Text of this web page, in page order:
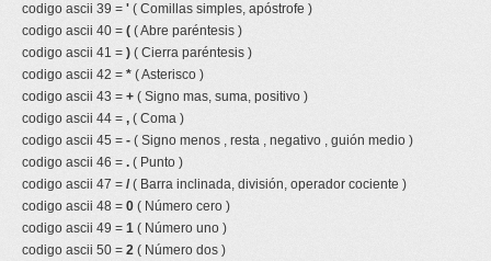
codigo ascii 39 = ' ( Comillas simples, apóstrofe )
codigo ascii 40 = ( ( Abre paréntesis )
codigo ascii 41 = ) ( Cierra paréntesis )
codigo ascii 42 = * ( Asterisco )
codigo ascii 43 = + ( Signo mas, suma, positivo )
codigo ascii 44 = , ( Coma )
codigo ascii 45 = - ( Signo menos , resta , negativo , guión medio )
codigo ascii 46 = . ( Punto )
codigo ascii 47 = /( Barra inclinada, división, operador cociente )
codigo ascii 48 = 0 ( Número cero )
codigo ascii 49 = 1 ( Número uno )
codigo ascii 50 = 2 ( Número dos )